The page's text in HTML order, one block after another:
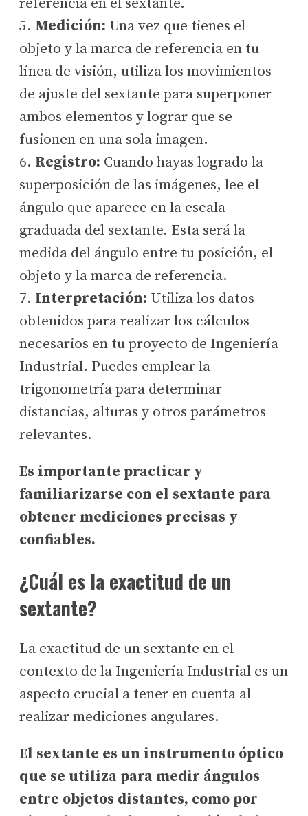
referencia en el sextante.
5. Medición: Una vez que tienes el
objeto y la marca de referencia en tu
línea de visión, utiliza los movimientos
de ajuste del sextante para superponer
ambos elementos y lograr que se
fusionen en una sola imagen.
6. Registro: Cuando hayas logrado la
superposición de las imágenes, lee el
ángulo que aparece en la escala
graduada del sextante. Esta será la
medida del ángulo entre tu posición, el
objeto y la marca de referencia.
7. Interpretación: Utiliza los datos
obtenidos para realizar los cálculos
necesarios en tu proyecto de Ingeniería
Industrial. Puedes emplear la
trigonometría para determinar
distancias, alturas y otros parámetros
relevantes.
Es importante practicar y
familiarizarse con el sextante para
obtener mediciones precisas y
confiables.
¿Cuál es la exactitud de un
sextante?
La exactitud de un sextante en el
contexto de la Ingeniería Industrial es un
aspecto crucial a tener en cuenta al
realizar mediciones angulares.
El sextante es un instrumento óptico
que se utiliza para medir ángulos
entre objetos distantes, como por